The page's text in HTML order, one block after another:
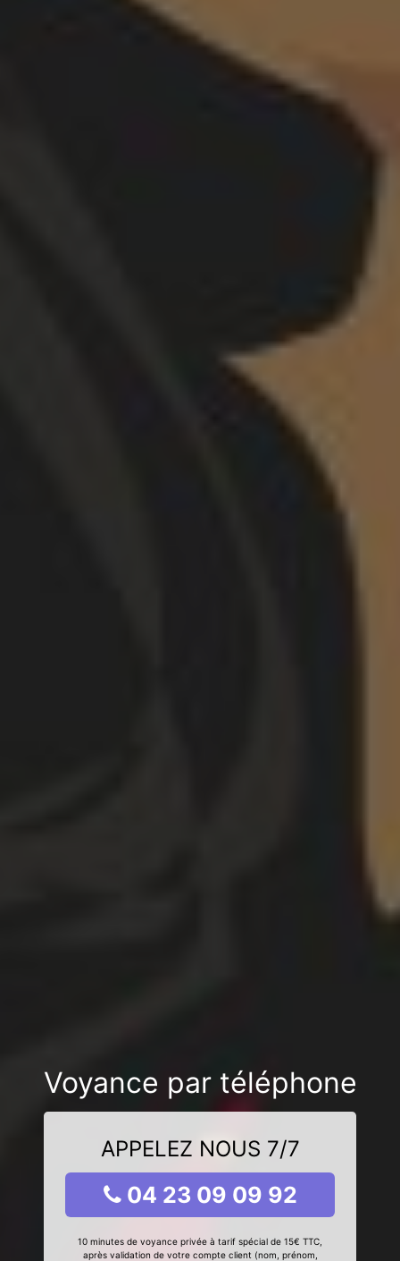
Voyance par téléphone
APPELEZ NOUS 7/7
04 23 09 09 92
10 minutes de voyance privée à tarif spécial de 15€ TTC,
après validation de votre compte client (nom, prénom,